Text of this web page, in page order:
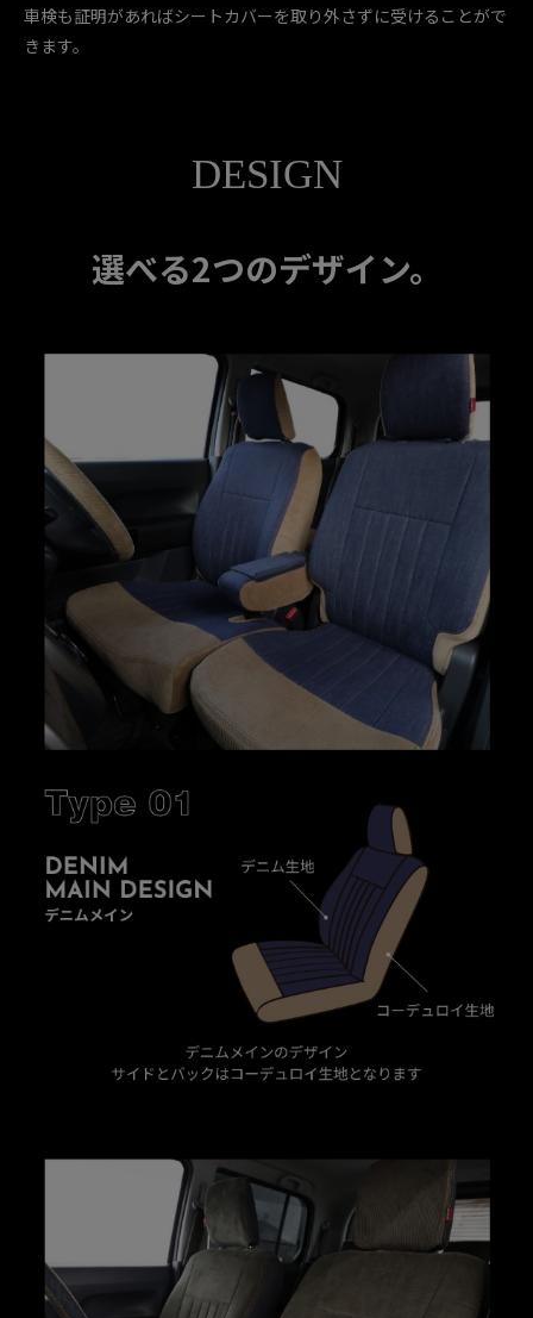
車検も証明があればシートカバーを取り外さずに受けることがで
きます。
DESIGN
選べる2つのデザイン。